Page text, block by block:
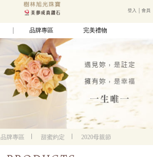
登入 │會員
品牌專區 完美禮物
品牌專區 甜蜜約定 2020母親節